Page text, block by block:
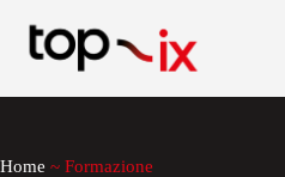
contenuto
Home ~ Formazione